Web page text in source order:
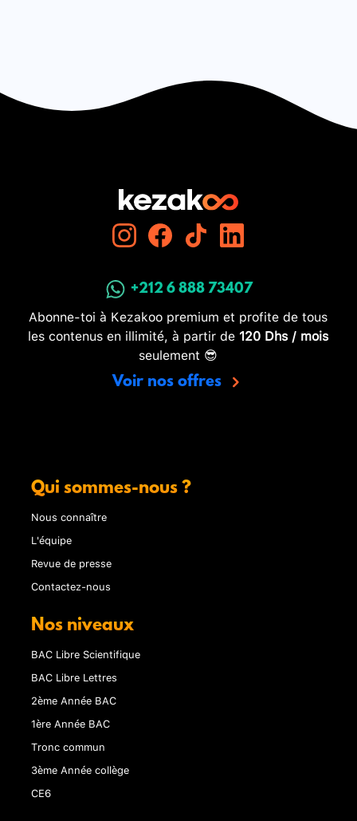
+212 6 888 73407
Abonne-toi à Kezakoo premium et profite de tous
les contenus en illimité, à partir de 120 Dhs / mois
seulement 😎
Voir nos offres
Qui sommes-nous ?
Nous connaître
L'équipe
Revue de presse
Contactez-nous
Nos niveaux
BAC Libre Scientifique
BAC Libre Lettres
2ème Année BAC
1ère Année BAC
Tronc commun
3ème Année collège
CE6